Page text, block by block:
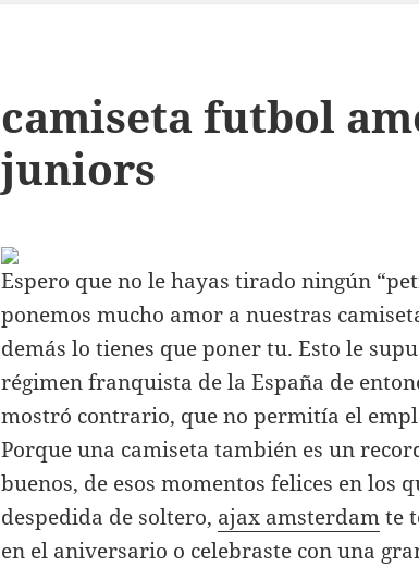
camiseta futbol
juniors
Espero que no le hayas tirado ningún
ponemos mucho amor a nuestras
demás lo tienes que poner tu. Esto le
régimen franquista de la España de
mostró contrario, que no permitía el
Porque una camiseta también es un
buenos, de esos momentos felices en los
despedida de soltero, ajax amsterdamte
en el aniversario o celebraste con una